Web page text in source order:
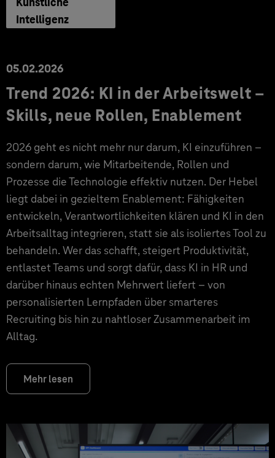
Intelligenz
05.02.2026
Trend 2026: KI in der Arbeitswelt –
Skills, neue Rollen, Enablement
2026 geht es nicht mehr nur darum, KI einzuführen –
sondern darum, wie Mitarbeitende, Rollen und
Prozesse die Technologie effektiv nutzen. Der Hebel
liegt dabei in gezieltem Enablement: Fähigkeiten
entwickeln, Verantwortlichkeiten klären und KI in den
Arbeitsalltag integrieren, statt sie als isoliertes Tool zu
behandeln. Wer das schafft, steigert Produktivität,
entlastet Teams und sorgt dafür, dass KI in HR und
darüber hinaus echten Mehrwert liefert – von
personalisierten Lernpfaden über smarteres
Recruiting bis hin zu nahtloser Zusammenarbeit im
Alltag.
Mehr lesen